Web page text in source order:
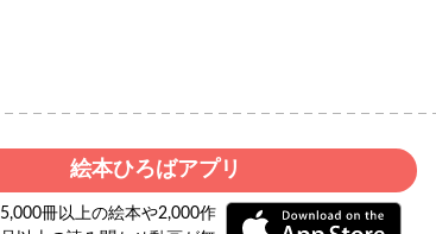
絵本ひろばアプリ
5,000冊以上の絵本や2,000作